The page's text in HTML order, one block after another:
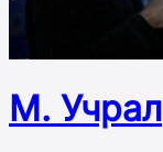
М. Учрал